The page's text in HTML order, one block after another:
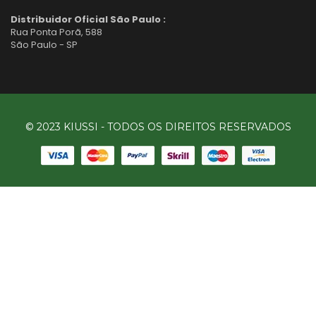
Distribuidor Oficial São Paulo :
Rua Ponta Porã, 588
São Paulo - SP
© 2023 KIUSSI - TODOS OS DIREITOS RESERVADOS